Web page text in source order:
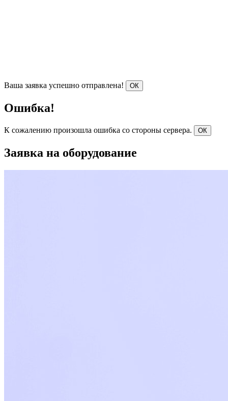
Ваша заявка успешно отправлена! ОК
Ошибка!
К сожалению произошла ошибка со стороны сервера. ОК
Заявка на оборудование